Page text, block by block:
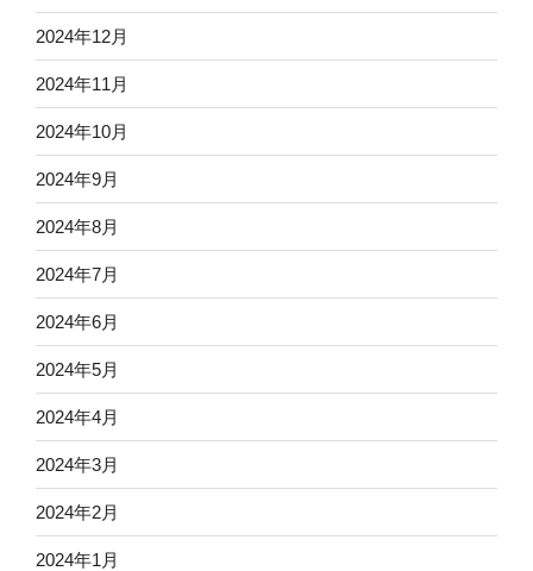
2024年12月
2024年11月
2024年10月
2024年9月
2024年8月
2024年7月
2024年6月
2024年5月
2024年4月
2024年3月
2024年2月
2024年1月